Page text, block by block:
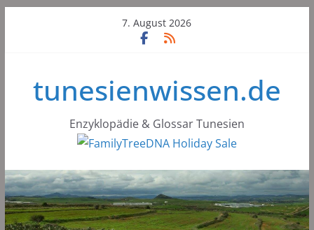
7. August 2026
tunesienwissen.de
Enzyklopädie & Glossar Tunesien